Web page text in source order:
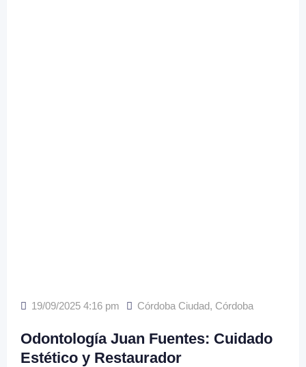
19/09/2025 4:16 pm Córdoba Ciudad, Córdoba
Odontología Juan Fuentes: Cuidado
Estético y Restaurador